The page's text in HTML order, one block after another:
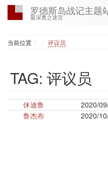
罗德斯岛战记主题
最深奥之迷宫
当前位置 Home
评议员
TAG: 评议员
休迪鲁
2020/
鲁杰布
2020/